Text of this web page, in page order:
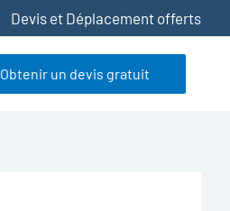
Devis et Déplacement offerts
Obtenir un devis gratuit